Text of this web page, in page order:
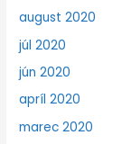
august 2020
júl 2020
jún 2020
apríl 2020
marec 2020